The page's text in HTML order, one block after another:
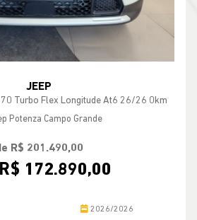
JEEP
Turbo Flex Longitude At6 26/26 0km
Potenza Campo Grande
R$ 201.490,00
172.890,00
2026/2026